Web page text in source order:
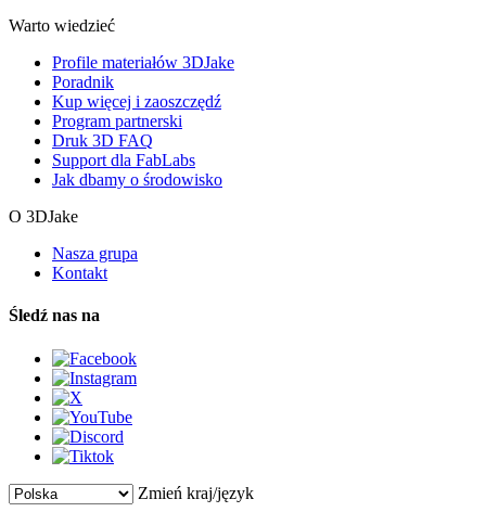
Warto wiedzieć
Profile materiałów 3DJake
Poradnik
Kup więcej i zaoszczędź
Program partnerski
Druk 3D FAQ
Support dla FabLabs
Jak dbamy o środowisko
O 3DJake
Nasza grupa
Kontakt
Śledź nas na
Zmień kraj/język